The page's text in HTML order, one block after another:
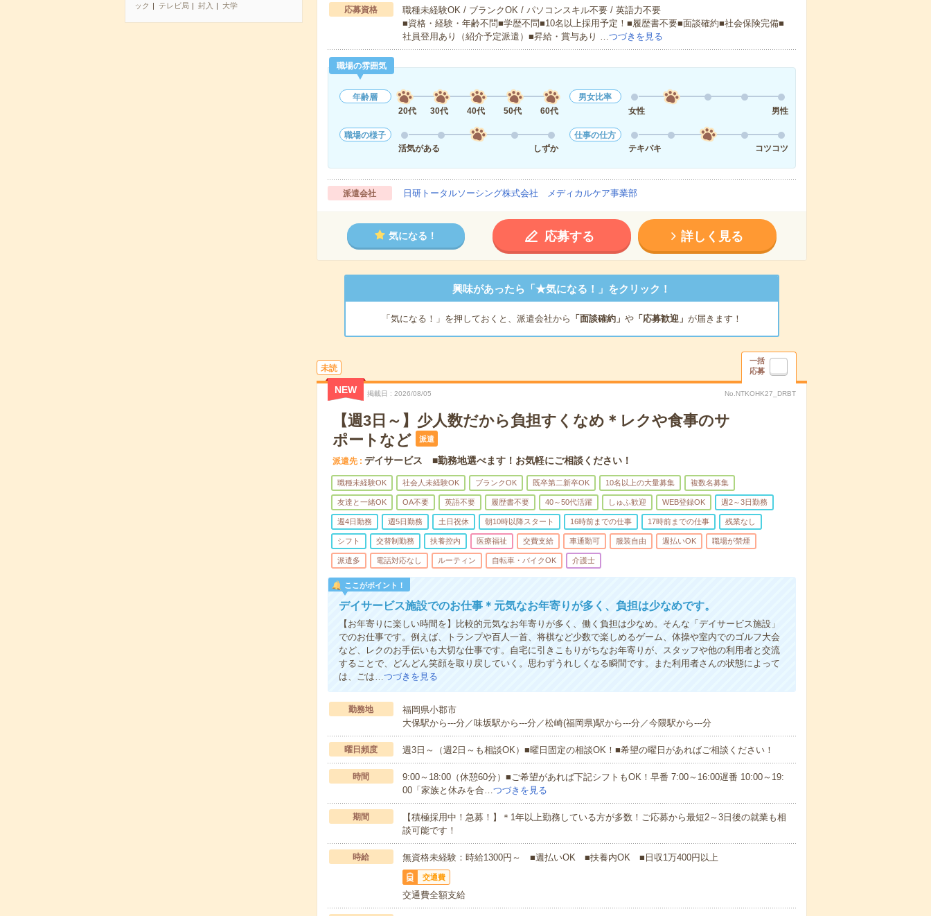
ック
テレビ局 封入 大学 応募資格
職種未経験OK / ブランクOK / パソコンスキル不要 / 英語力不要
■資格・経験・年齢不問■学歴不問■10名以上採用予定！■履歴書不要■面談確約■社会保険完備■
社員登用あり（紹介予定派遣）■昇給・賞与あり …つづきを見る
職場の雰囲気
年齢層
20代
30代 40代 50代 60代
男女比率
女性
男性
職場の様子
活気がある
しずか
仕事の仕方
テキパキ
コツコツ
派遣会社 日研トータルソーシング株式会社 メディカルケア事業部
気になる！ 応募する 詳しく見る
興味があったら「★気になる！」をクリック！
「気になる！」を押しておくと、派遣会社から 「面談確約」 や「応募歓迎」 が届きます！
未読
一括
応募
NEW 掲載日 2026/08/05 No.NTKOHK27_DRBT
【週3日～】少人数だから負担すくなめ＊レクや食事のサ
ポートなど
派遣
派遣先 デイサービス ■勤務地選べます！お気軽にご相談ください！
職種未経験OK 社会人未経験OK ブランクOK 既卒第二新卒OK 10名以上の大量募集 複数名募集
友達と一緒OK OA不要 英語不要 履歴書不要 40～50代活躍 しゅふ歓迎 WEB登録OK 週2～3日勤務
週4日勤務 週5日勤務 土日祝休 朝10時以降スタート 16時前までの仕事 17時前までの仕事 残業なし
シフト 交替制勤務 扶養控内 医療福祉 交費支給 車通勤可 服装自由 週払いOK 職場が禁煙
派遣多 電話対応なし ルーティン 自転車・バイクOK 介護士
ここがポイント！
デイサービス施設でのお仕事＊元気なお年寄りが多く、負担は少なめです。
【お年寄りに楽しい時間を】比較的元気なお年寄りが多く、働く負担は少なめ。そんな「デイサービス施設」
でのお仕事です。例えば、トランプや百人一首、将棋など少数で楽しめるゲーム、体操や室内でのゴルフ大会
など、レクのお手伝いも大切な仕事です。自宅に引きこもりがちなお年寄りが、スタッフや他の利用者と交流
することで、どんどん笑顔を取り戻していく。思わずうれしくなる瞬間です。また利用者さんの状態によって
は、ごは…つづきを見る
勤務地
福岡県小郡市
大保駅から---分／味坂駅から---分／松崎(福岡県)駅から---分／今隈駅から---分
曜日頻度 週3日～（週2日～も相談OK）■曜日固定の相談OK！■希望の曜日があればご相談ください！
時間
9:00～18:00（休憩60分）■ご希望があれば下記シフトもOK！早番 7:00～16:00遅番 10:00～19:
00「家族と休みを合…つづきを見る
期間
【積極採用中！急募！】＊1年以上勤務している方が多数！ご応募から最短2～3日後の就業も相
談可能です！
時給 無資格未経験：時給1300円～ ■週払いOK ■扶養内OK ■日収1万400円以上
交通費
交通費全額支給